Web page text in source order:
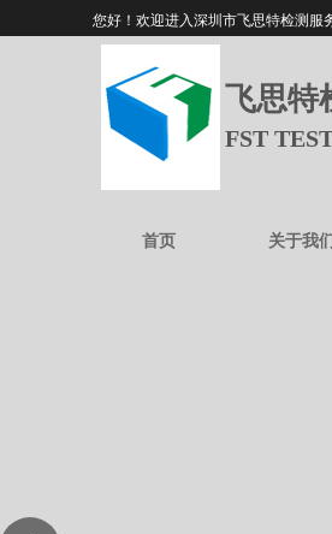
您好！欢迎进入深圳市飞思特检测服
飞思特
FST
首页 关于我们